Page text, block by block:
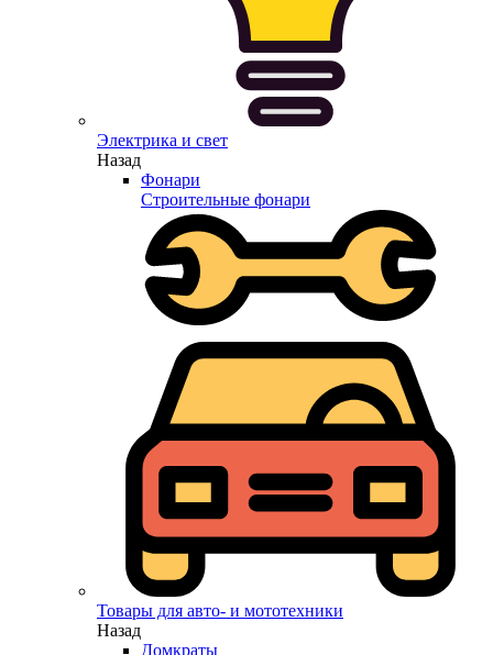
Электрика и свет
Назад
Фонари
Строительные фонари
Товары для авто- и мототехники
Назад
Домкраты